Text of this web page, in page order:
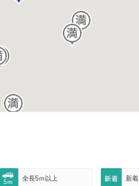
全長5ｍ以上 新着